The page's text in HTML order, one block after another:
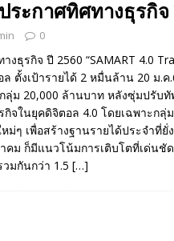
ระกาศทิศทางธุรกิจ
0
งธุรกิจ ปี 2560 “SAMART 4.0
ตั้งเป้ารายได้ 2 หมื่นล้าน 20 ม.
ลุ่ม 20,000 ล้านบาท หลังซุ่มปรับ
จในยุคดิจิตอล 4.0 โดยเฉพาะกลุ่
ม่ๆ เพื่อสร้างฐานรายได้ประจำที่
คม ก็มีแนวโน้มการเติบโตที่เด่นชั
มกันกว่า 1.5 […]